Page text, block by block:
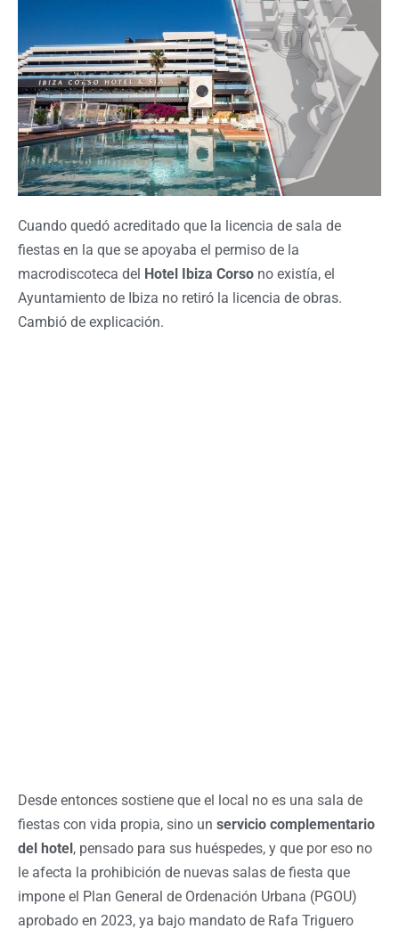
Cuando quedó acreditado que la licencia de sala de
fiestas en la que se apoyaba el permiso de la
macrodiscoteca del Hotel Ibiza Corso no existía, el
Ayuntamiento de Ibiza no retiró la licencia de obras.
Cambió de explicación.
Desde entonces sostiene que el local no es una sala de
fiestas con vida propia, sino un servicio complementario
del hotel, pensado para sus huéspedes, y que por eso no
le afecta la prohibición de nuevas salas de fiesta que
impone el Plan General de Ordenación Urbana (PGOU)
aprobado en 2023, ya bajo mandato de Rafa Triguero